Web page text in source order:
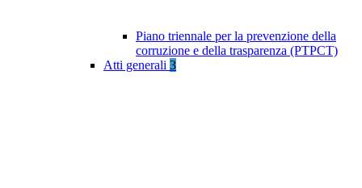
Piano triennale per la prevenzione della
corruzione e della trasparenza (PTPCT)
Atti generali 3